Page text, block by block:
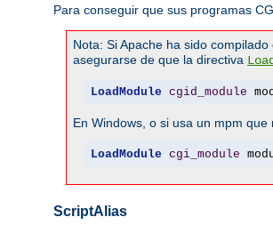
Para conseguir que sus programas
Nota: Si Apache ha sido
asegurarse de que la directiva
LoadModule cgid_module
En Windows, o si usa un mpm
LoadModule cgi_module
ScriptAlias